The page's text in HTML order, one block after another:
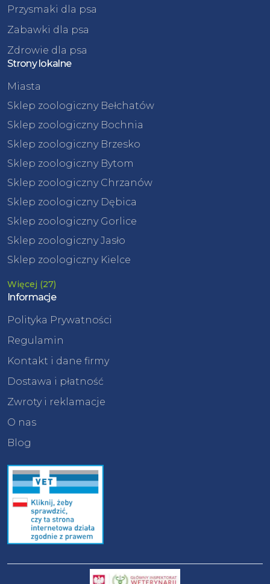
Przysmaki dla psa
Zabawki dla psa
Zdrowie dla psa
Strony lokalne
Miasta
Sklep zoologiczny Bełchatów
Sklep zoologiczny Bochnia
Sklep zoologiczny Brzesko
Sklep zoologiczny Bytom
Sklep zoologiczny Chrzanów
Sklep zoologiczny Dębica
Sklep zoologiczny Gorlice
Sklep zoologiczny Jasło
Sklep zoologiczny Kielce
Więcej (27)
Informacje
Polityka Prywatności
Regulamin
Kontakt i dane firmy
Dostawa i płatność
Zwroty i reklamacje
O nas
Blog